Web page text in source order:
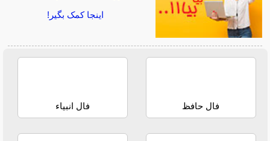
اینجا کمک بگیر!
فال حافظ فال انبیاء